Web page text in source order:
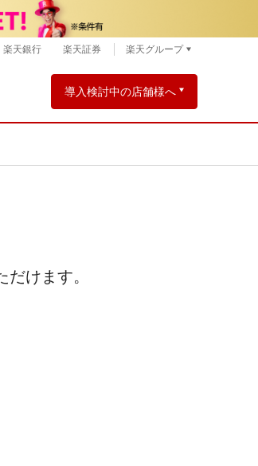
導入検討中の店舗様へ
楽天銀行 楽天証券 楽天グループ
けます。